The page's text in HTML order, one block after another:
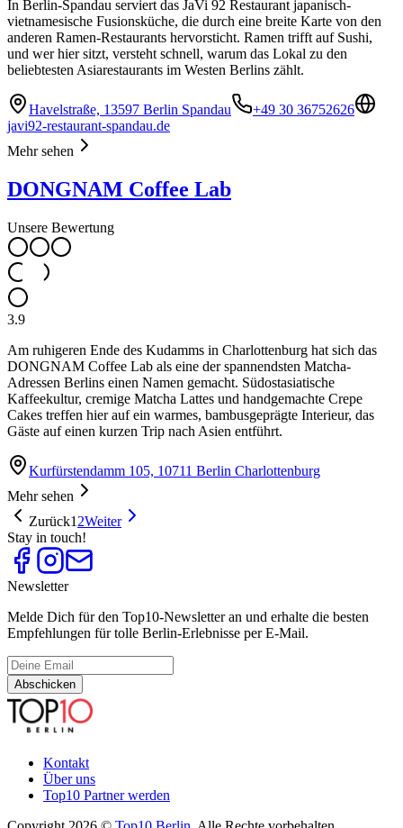
In Berlin-Spandau serviert das JaVi 92 Restaurant japanisch-
vietnamesische Fusionsküche, die durch eine breite Karte von den
anderen Ramen-Restaurants hervorsticht. Ramen trifft auf Sushi,
und wer hier sitzt, versteht schnell, warum das Lokal zu den
beliebtesten Asiarestaurants im Westen Berlins zählt.
Havelstraße, 13597 Berlin Spandau
+49 30 36752626
javi92-restaurant-spandau.de
Mehr sehen
DONGNAM Coffee Lab
Unsere Bewertung
3.9
Am ruhigeren Ende des Kudamms in Charlottenburg hat sich das
DONGNAM Coffee Lab als eine der spannendsten Matcha-
Adressen Berlins einen Namen gemacht. Südostasiatische
Kaffeekultur, cremige Matcha Lattes und handgemachte Crepe
Cakes treffen hier auf ein warmes, bambusgeprägte Interieur, das
Gäste auf einen kurzen Trip nach Asien entführt.
Kurfürstendamm 105, 10711 Berlin Charlottenburg
Mehr sehen
Zurück1 2Weiter
Stay in touch!
Newsletter
Melde Dich für den Top10-Newsletter an und erhalte die besten
Empfehlungen für tolle Berlin-Erlebnisse per E-Mail.
Abschicken
Kontakt
Über uns
Top10 Partner werden